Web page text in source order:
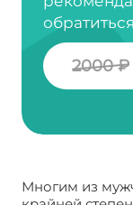
2000 ₽
Многим из